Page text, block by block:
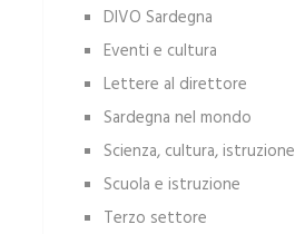
DIVO Sardegna
Eventi e cultura
Lettere al direttore
Sardegna nel mondo
Scienza, cultura, istruzione
Scuola e istruzione
Terzo settore